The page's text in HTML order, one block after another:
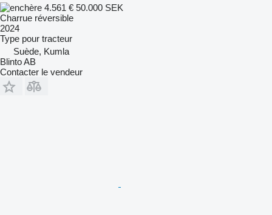
4.561 € 50.000 SEK
Charrue réversible
2024
Type pour tracteur
Suède, Kumla
Blinto AB
Contacter le vendeur